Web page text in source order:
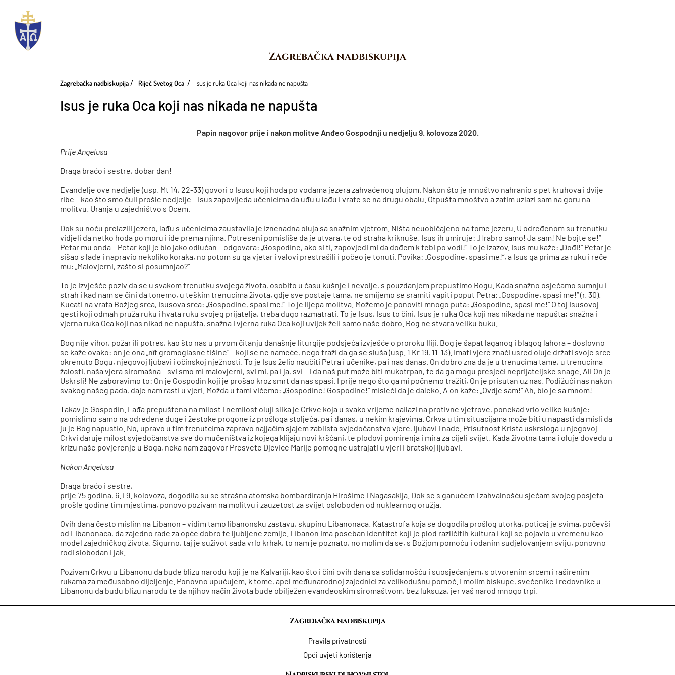
Zagrebačka nadbiskupija
Zagrebačka nadbiskupija Riječ Svetog Oca Isus je ruka Oca koji nas nikada ne napušta
Isus je ruka Oca koji nas nikada ne napušta
Papin nagovor prije i nakon molitve Anđeo Gospodnji u nedjelju 9. kolovoza 2020.
Prije Angelusa
Draga braćo i sestre, dobar dan!
Evanđelje ove nedjelje (usp. Mt 14, 22-33) govori o Isusu koji hoda po vodama jezera zahvaćenog olujom. Nakon što je mnoštvo nahranio s pet kruhova i dvije
ribe – kao što smo čuli prošle nedjelje – Isus zapovijeda učenicima da uđu u lađu i vrate se na drugu obalu. Otpušta mnoštvo a zatim uzlazi sam na goru na
molitvu. Uranja u zajedništvo s Ocem.
Dok su noću prelazili jezero, lađu s učenicima zaustavila je iznenadna oluja sa snažnim vjetrom. Ništa neuobičajeno na tome jezeru. U određenom su trenutku
vidjeli da netko hoda po moru i ide prema njima. Potreseni pomisliše da je utvara, te od straha kriknuše. Isus ih umiruje: „Hrabro samo! Ja sam! Ne bojte se!“
Petar mu onda – Petar koji je bio jako odlučan – odgovara: „Gospodine, ako si ti, zapovjedi mi da dođem k tebi po vodi!“ To je izazov. Isus mu kaže: „Dođi!“ Petar je
sišao s lađe i napravio nekoliko koraka, no potom su ga vjetar i valovi prestrašili i počeo je tonuti. Povika: „Gospodine, spasi me!“, a Isus ga prima za ruku i reče
mu: „Malovjerni, zašto si posumnjao?“
To je izvješće poziv da se u svakom trenutku svojega života, osobito u času kušnje i nevolje, s pouzdanjem prepustimo Bogu. Kada snažno osjećamo sumnju i
strah i kad nam se čini da tonemo, u teškim trenucima života, gdje sve postaje tama, ne smijemo se sramiti vapiti poput Petra: „Gospodine, spasi me!“ (r. 30).
Kucati na vrata Božjeg srca, Isusova srca: „Gospodine, spasi me!“ To je lijepa molitva. Možemo je ponoviti mnogo puta: „Gospodine, spasi me!“ O toj Isusovoj
gesti koji odmah pruža ruku i hvata ruku svojeg prijatelja, treba dugo razmatrati. To je Isus, Isus to čini, Isus je ruka Oca koji nas nikada ne napušta; snažna i
vjerna ruka Oca koji nas nikad ne napušta, snažna i vjerna ruka Oca koji uvijek želi samo naše dobro. Bog ne stvara veliku buku.
Bog nije vihor, požar ili potres, kao što nas u prvom čitanju današnje liturgije podsjeća izvješće o proroku Iliji. Bog je šapat laganog i blagog lahora – doslovno
se kaže ovako: on je ona „nît gromoglasne tišine“ – koji se ne nameće, nego traži da ga se sluša (usp. 1 Kr 19, 11-13). Imati vjere znači usred oluje držati svoje srce
okrenuto Bogu, njegovoj ljubavi i očinskoj nježnosti. To je Isus želio naučiti Petra i učenike, pa i nas danas. On dobro zna da je u trenucima tame, u trenucima
žalosti, naša vjera siromašna – svi smo mi malovjerni, svi mi, pa i ja, svi – i da naš put može biti mukotrpan, te da ga mogu presjeći neprijateljske snage. Ali On je
Uskrsli! Ne zaboravimo to: On je Gospodin koji je prošao kroz smrt da nas spasi. I prije nego što ga mi počnemo tražiti, On je prisutan uz nas. Podižući nas nakon
svakog našeg pada, daje nam rasti u vjeri. Možda u tami vičemo: „Gospodine! Gospodine!“ misleći da je daleko. A on kaže: „Ovdje sam!“ Ah, bio je sa mnom!
Takav je Gospodin. Lađa prepuštena na milost i nemilost oluji slika je Crkve koja u svako vrijeme nailazi na protivne vjetrove, ponekad vrlo velike kušnje:
pomislimo samo na određene duge i žestoke progone iz prošloga stoljeća, pa i danas, u nekim krajevima. Crkva u tim situacijama može biti u napasti da misli da
ju je Bog napustio. No, upravo u tim trenutcima zapravo najjačim sjajem zablista svjedočanstvo vjere, ljubavi i nade. Prisutnost Krista uskrsloga u njegovoj
Crkvi daruje milost svjedočanstva sve do mučeništva iz kojega klijaju novi kršćani, te plodovi pomirenja i mira za cijeli svijet. Kada životna tama i oluje dovedu u
krizu naše povjerenje u Boga, neka nam zagovor Presvete Djevice Marije pomogne ustrajati u vjeri i bratskoj ljubavi.
Nakon Angelusa
Draga braćo i sestre,
prije 75 godina, 6. i 9. kolovoza, dogodila su se strašna atomska bombardiranja Hirošime i Nagasakija. Dok se s ganućem i zahvalnošću sjećam svojeg posjeta
prošle godine tim mjestima, ponovo pozivam na molitvu i zauzetost za svijet oslobođen od nuklearnog oružja.
Ovih dana često mislim na Libanon – vidim tamo libanonsku zastavu, skupinu Libanonaca. Katastrofa koja se dogodila prošlog utorka, poticaj je svima, počevši
od Libanonaca, da zajedno rade za opće dobro te ljubljene zemlje. Libanon ima poseban identitet koji je plod različitih kultura i koji se pojavio u vremenu kao
model zajedničkog života. Sigurno, taj je suživot sada vrlo krhak, to nam je poznato, no molim da se, s Božjom pomoću i odanim sudjelovanjem sviju, ponovno
rodi slobodan i jak.
Pozivam Crkvu u Libanonu da bude blizu narodu koji je na Kalvariji, kao što i čini ovih dana sa solidarnošću i suosjećanjem, s otvorenim srcem i raširenim
rukama za međusobno dijeljenje. Ponovno upućujem, k tome, apel međunarodnoj zajednici za velikodušnu pomoć. I molim biskupe, svećenike i redovnike u
Libanonu da budu blizu narodu te da njihov način života bude obilježen evanđeoskim siromaštvom, bez luksuza, jer vaš narod mnogo trpi.
Zagrebačka nadbiskupija
Pravila privatnosti
Opći uvjeti korištenja